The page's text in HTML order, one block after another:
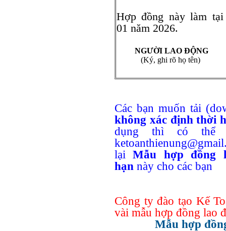
Hợp đồng này làm
01 năm 2026.
NGƯỜI LAO ĐỘNG
(Ký, ghi rõ họ tên)
Các bạn muốn tải
không xác định thời
dụng thì có thể
lạiMẫu hợp đồng
hạn này cho các bạn
Công ty đào tạo Kế
vài mẫu hợp đồng lao
Mẫu hợp